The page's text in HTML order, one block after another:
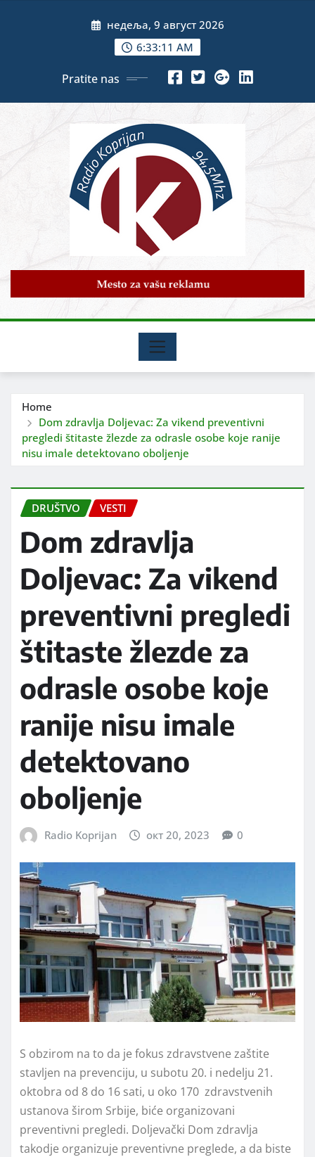
недеља, 9 август 2026
6:33:13 AM
Pratite nas
Home
Dom zdravlja Doljevac: Za vikend preventivni
pregledi štitaste žlezde za odrasle osobe koje ranije
nisu imale detektovano oboljenje
DRUŠTVO VESTI
Dom zdravlja
Doljevac: Za vikend
preventivni pregledi
štitaste žlezde za
odrasle osobe koje
ranije nisu imale
detektovano
oboljenje
Radio Koprijan окт 20, 2023 0
S obzirom na to da je fokus zdravstvene zaštite
stavljen na prevenciju, u subotu 20. i nedelju 21.
oktobra od 8 do 16 sati, u oko 170 zdravstvenih
ustanova širom Srbije, biće organizovani
preventivni pregledi. Doljevački Dom zdravlja
takodje organizuje preventivne preglede, a da biste